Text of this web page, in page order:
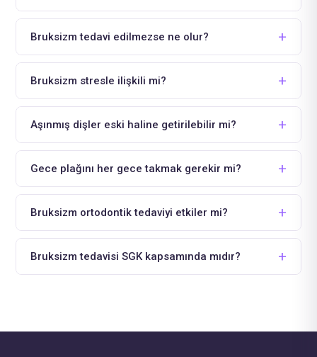
Bruksizm tedavi edilmezse ne olur?
Bruksizm stresle ilişkili mi?
Aşınmış dişler eski haline getirilebilir mi?
Gece plağını her gece takmak gerekir mi?
Bruksizm ortodontik tedaviyi etkiler mi?
Bruksizm tedavisi SGK kapsamında mıdır?